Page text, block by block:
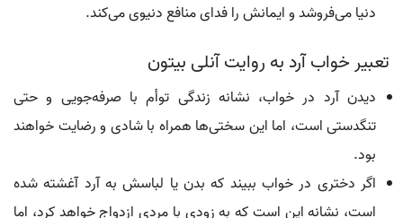
دنیا می‌فروشد و ایمانش را فدای منافع دنیوی می‌کند.
تعبیر خواب آرد به روایت آنلی بیتون
دیدن آرد در خواب، نشانه زندگی توأم با صرفه‌جویی و حتی
تنگدستی است، اما این سختی‌ها همراه با شادی و رضایت خواهند
بود.
اگر دختری در خواب ببیند که بدن یا لباسش به آرد آغشته شده
است، نشانه این است که به زودی با مردی ازدواج خواهد کرد، اما